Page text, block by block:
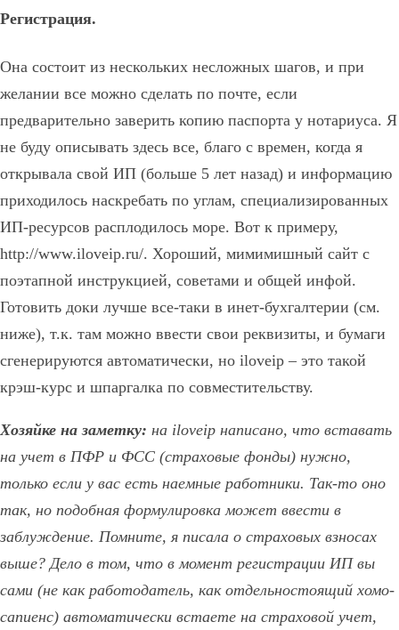
Регистрация.
Она состоит из нескольких несложных шагов, и при
желании все можно сделать по почте, если
предварительно заверить копию паспорта у нотариуса. Я
не буду описывать здесь все, благо с времен, когда я
открывала свой ИП (больше 5 лет назад) и информацию
приходилось наскребать по углам, специализированных
ИП-ресурсов расплодилось море. Вот к примеру,
http://www.iloveip.ru/. Хороший, мимимишный сайт с
поэтапной инструкцией, советами и общей инфой.
Готовить доки лучше все-таки в инет-бухгалтерии (см.
ниже), т.к. там можно ввести свои реквизиты, и бумаги
сгенерируются автоматически, но iloveip – это такой
крэш-курс и шпаргалка по совместительству.
Хозяйке на заметку: на iloveip написано, что вставать
на учет в ПФР и ФСС (страховые фонды) нужно,
только если у вас есть наемные работники. Так-то оно
так, но подобная формулировка может ввести в
заблуждение. Помните, я писала о страховых взносах
выше? Дело в том, что в момент регистрации ИП вы
сами (не как работодатель, как отдельностоящий хомо-
сапиенс) автоматически встаете на страховой учет,